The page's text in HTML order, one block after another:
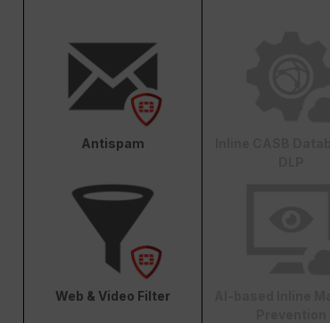
Antispam
Web & Video Filter